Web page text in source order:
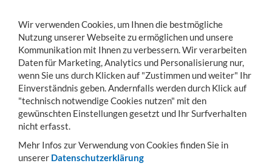
Toggle
navigation
MENÜ KONTO WARENKORB
Sie sind hier: Hubgeräte Sammelbehälter
Wir verwenden Cookies, um Ihnen die bestmögliche
Nutzung unserer Webseite zu ermöglichen und unsere
Kommunikation mit Ihnen zu verbessern. Wir verarbeiten
Daten für Marketing, Analytics und Personalisierung nur,
wenn Sie uns durch Klicken auf "Zustimmen und weiter" Ihr
Einverständnis geben. Andernfalls werden durch Klick auf
"technisch notwendige Cookies nutzen" mit den
gewünschten Einstellungen gesetzt und Ihr Surfverhalten
nicht erfasst.
Mehr Infos zur Verwendung von Cookies finden Sie in
unserer Datenschutzerklärung